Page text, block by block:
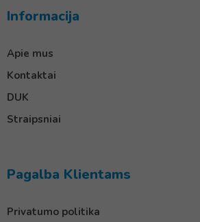
Informacija
Apie mus
Kontaktai
DUK
Straipsniai
Pagalba Klientams
Privatumo politika